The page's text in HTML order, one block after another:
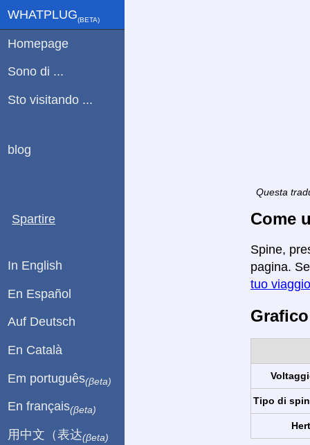
Questa
Come
Spine,
pagina.
tuo
Tipo di
WHATPLUG(ΒETA)
Homepage
Sono di ...
Sto visitando ...
blog
Spartire
In English
En Español
Auf Deutsch
En Català
Em português(βeta)
En français(βeta)
用中文（表达(βeta)